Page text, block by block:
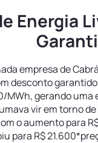
Energia
empresa de
desconto
MWh, gerando
vir em torno
o aumento para
para R$